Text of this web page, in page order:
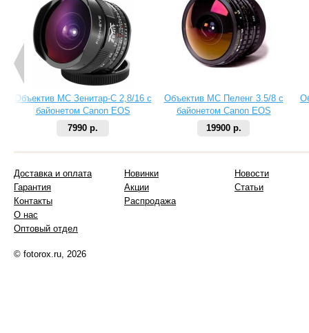
Объектив МС Зенитар-C 2,8/16 с
байонетом Canon EOS
7990 р.
Объектив МС Пеленг 3.5/8 с
байонетом Canon EOS
19900 р.
Доставка и оплата
Гарантия
Контакты
О нас
Оптовый отдел
Новинки
Акции
Распродажа
Новости
Статьи
© fotorox.ru, 2026